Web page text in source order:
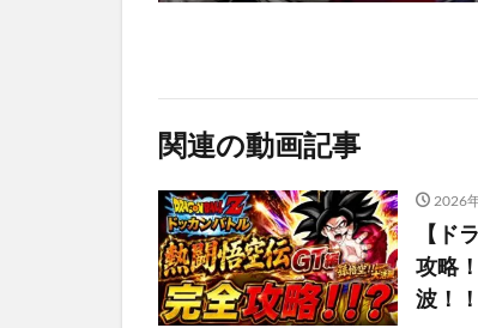
関連の動画記事
2026
【ド
攻略
波！